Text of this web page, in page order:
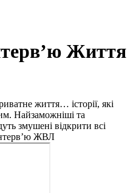
Життя
життя… історії, які
Найзаможніші та
змушені відкрити всі
ЖВЛ